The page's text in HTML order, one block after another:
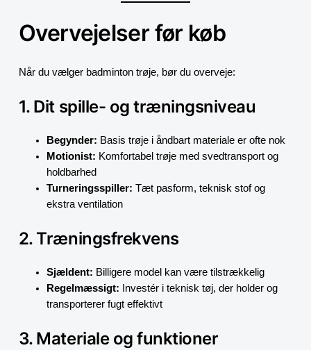
Overvejelser før køb
Når du vælger badminton trøje, bør du overveje:
1. Dit spille- og træningsniveau
Begynder: Basis trøje i åndbart materiale er ofte nok
Motionist: Komfortabel trøje med svedtransport og
holdbarhed
Turneringsspiller: Tæt pasform, teknisk stof og
ekstra ventilation
2. Træningsfrekvens
Sjældent: Billigere model kan være tilstrækkelig
Regelmæssigt: Investér i teknisk tøj, der holder og
transporterer fugt effektivt
3. Materiale og funktioner